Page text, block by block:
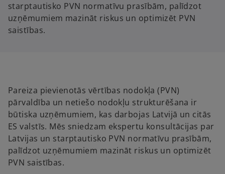
starptautisko PVN normatīvu prasībām, palīdzot
uzņēmumiem mazināt riskus un optimizēt PVN
saistības.
Pareiza pievienotās vērtības nodokļa (PVN)
pārvaldība un netiešo nodokļu strukturēšana ir
būtiska uzņēmumiem, kas darbojas Latvijā un citās
ES valstīs. Mēs sniedzam ekspertu konsultācijas par
Latvijas un starptautisko PVN normatīvu prasībām,
palīdzot uzņēmumiem mazināt riskus un optimizēt
PVN saistības.